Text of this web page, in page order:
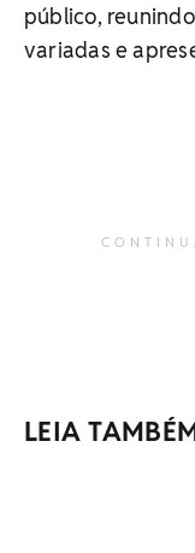
público,
variadas e
LEIA